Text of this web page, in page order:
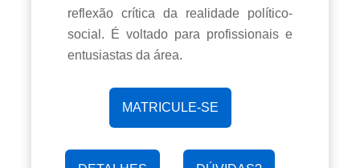
reflexão crítica da realidade político-
social. É voltado para profissionais e
entusiastas da área.
MATRICULE-SE